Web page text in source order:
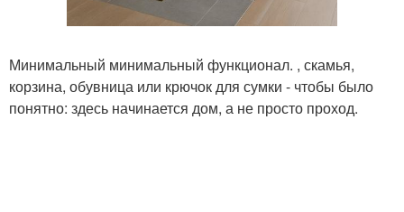
Минимальный минимальный функционал. , скамья,
корзина, обувница или крючок для сумки - чтобы было
понятно: здесь начинается дом, а не просто проход.